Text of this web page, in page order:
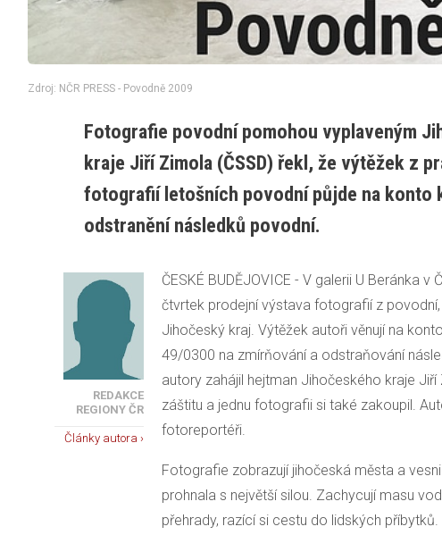
Zdroj: NČR PRESS - Povodně 2009
Fotografie povodní pomohou vyplaveným
kraje Jiří Zimola (ČSSD) řekl, že výtěžek z
fotografií letošních povodní půjde na konto
odstranění následků povodní.
REDAKCE
REGIONY ČR
Články autora ›
ČESKÉ BUDĚJOVICE - V galerii U Beránka
čtvrtek prodejní výstava fotografií z
Jihočeský kraj. Výtěžek autoři věnují na
49/0300 na zmírňování a odstraňování
autory zahájil hejtman Jihočeského kraje
záštitu a jednu fotografii si také zakoupil.
fotoreportéři.
Fotografie zobrazují jihočeská města a
prohnala s největší silou. Zachycují masu
přehrady, razící si cestu do lidských